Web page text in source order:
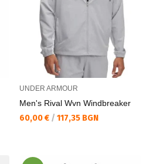
UNDER ARMOUR
Men's Rival Wvn Windbreaker
Текуща цена:
60,00 € / 117,35 BGN